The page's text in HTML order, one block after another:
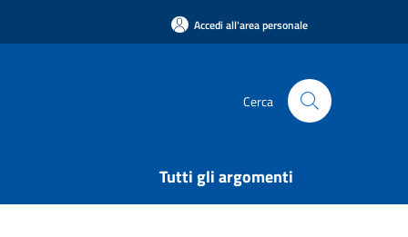
Accedi all'area personale
Cerca
Tutti gli argomenti